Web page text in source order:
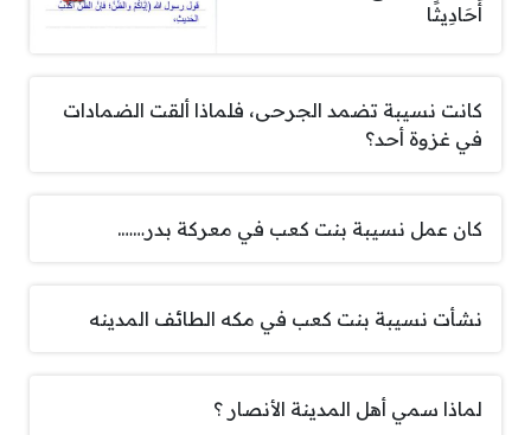
أَحَادِيثًا
كانت نسيبة تضمد الجرحى، فلماذا ألقت الضمادات
في غزوة أحد؟
كان عمل نسيبة بنت كعب في معركة بدر…….
نشأت نسيبة بنت كعب في مكه الطائف المدينه
لماذا سمي أهل المدينة الأنصار ؟